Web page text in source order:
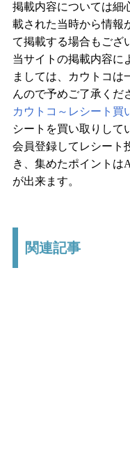
掲載内容については細
載された当時から情報
て掲載する場合もござ
当サイトの掲載内容に
ましては、カウトコは
んので予めご了承くだ
カウトコ～レシート買
シートを買い取りして
会員登録してレシート
き、集めたポイントは
が出来ます。
関連記事